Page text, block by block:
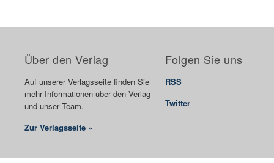
Über den Verlag
Auf unserer Verlagsseite finden Sie
mehr Informationen über den Verlag
und unser Team.
Zur Verlagsseite »
Folgen Sie uns
RSS
Twitter